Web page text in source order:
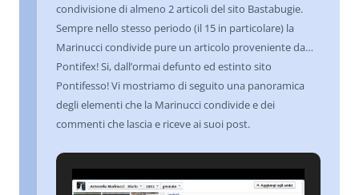
condivisione di almeno 2 articoli del sito Bastabugie.
Sempre nello stesso periodo (il 15 in particolare) la
Marinucci condivide pure un articolo proveniente da…
Pontifex! Si, dall’ormai defunto ed estinto sito
Pontifesso! Vi mostriamo di seguito una panoramica
degli elementi che la Marinucci condivide e dei
commenti che lascia e riceve ai suoi post.